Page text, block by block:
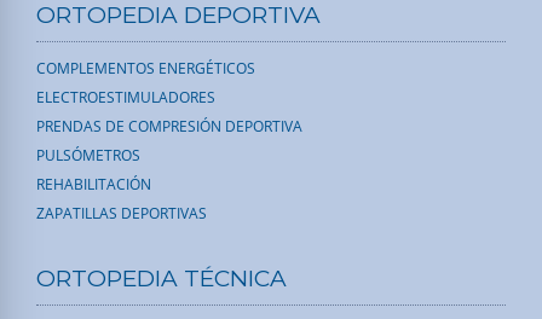
ORTOPEDIA DEPORTIVA
COMPLEMENTOS ENERGÉTICOS
ELECTROESTIMULADORES
PRENDAS DE COMPRESIÓN DEPORTIVA
PULSÓMETROS
REHABILITACIÓN
ZAPATILLAS DEPORTIVAS
ORTOPEDIA TÉCNICA